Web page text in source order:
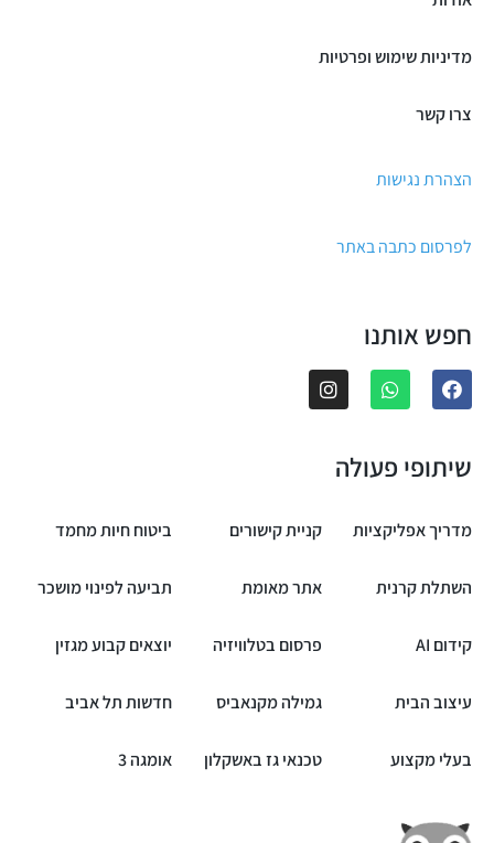
מדיניות שימוש ופרטיות
צרו קשר
הצהרת נגישות
לפרסום כתבה באתר
חפש אותנו
שיתופי פעולה
מדריך אפליקציות קניית קישורים ביטוח חיות מחמד
השתלת קרנית אתר מאומת תביעה לפינוי מושכר
קידום AI פרסום בטלוויזיה יוצאים קבוע מגזין
עיצוב הבית גמילה מקנאביס חדשות תל אביב
בעלי מקצוע טכנאי גז באשקלון אומגה 3